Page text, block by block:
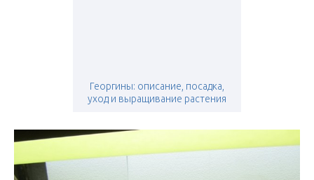
Георгины: описание, посадка,
уход и выращивание растения